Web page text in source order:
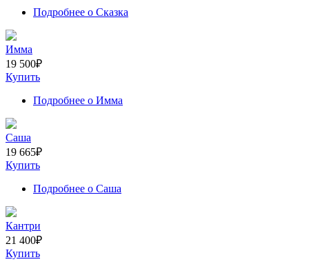
Подробнее о Сказка
Имма
19 500₽
Купить
Подробнее о Имма
Саша
19 665₽
Купить
Подробнее о Саша
Кантри
21 400₽
Купить